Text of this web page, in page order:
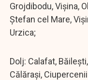
Grojdibodu, Vișina,
Ștefan cel Mare,
Urzica;
Dolj: Calafat,
Călărași,